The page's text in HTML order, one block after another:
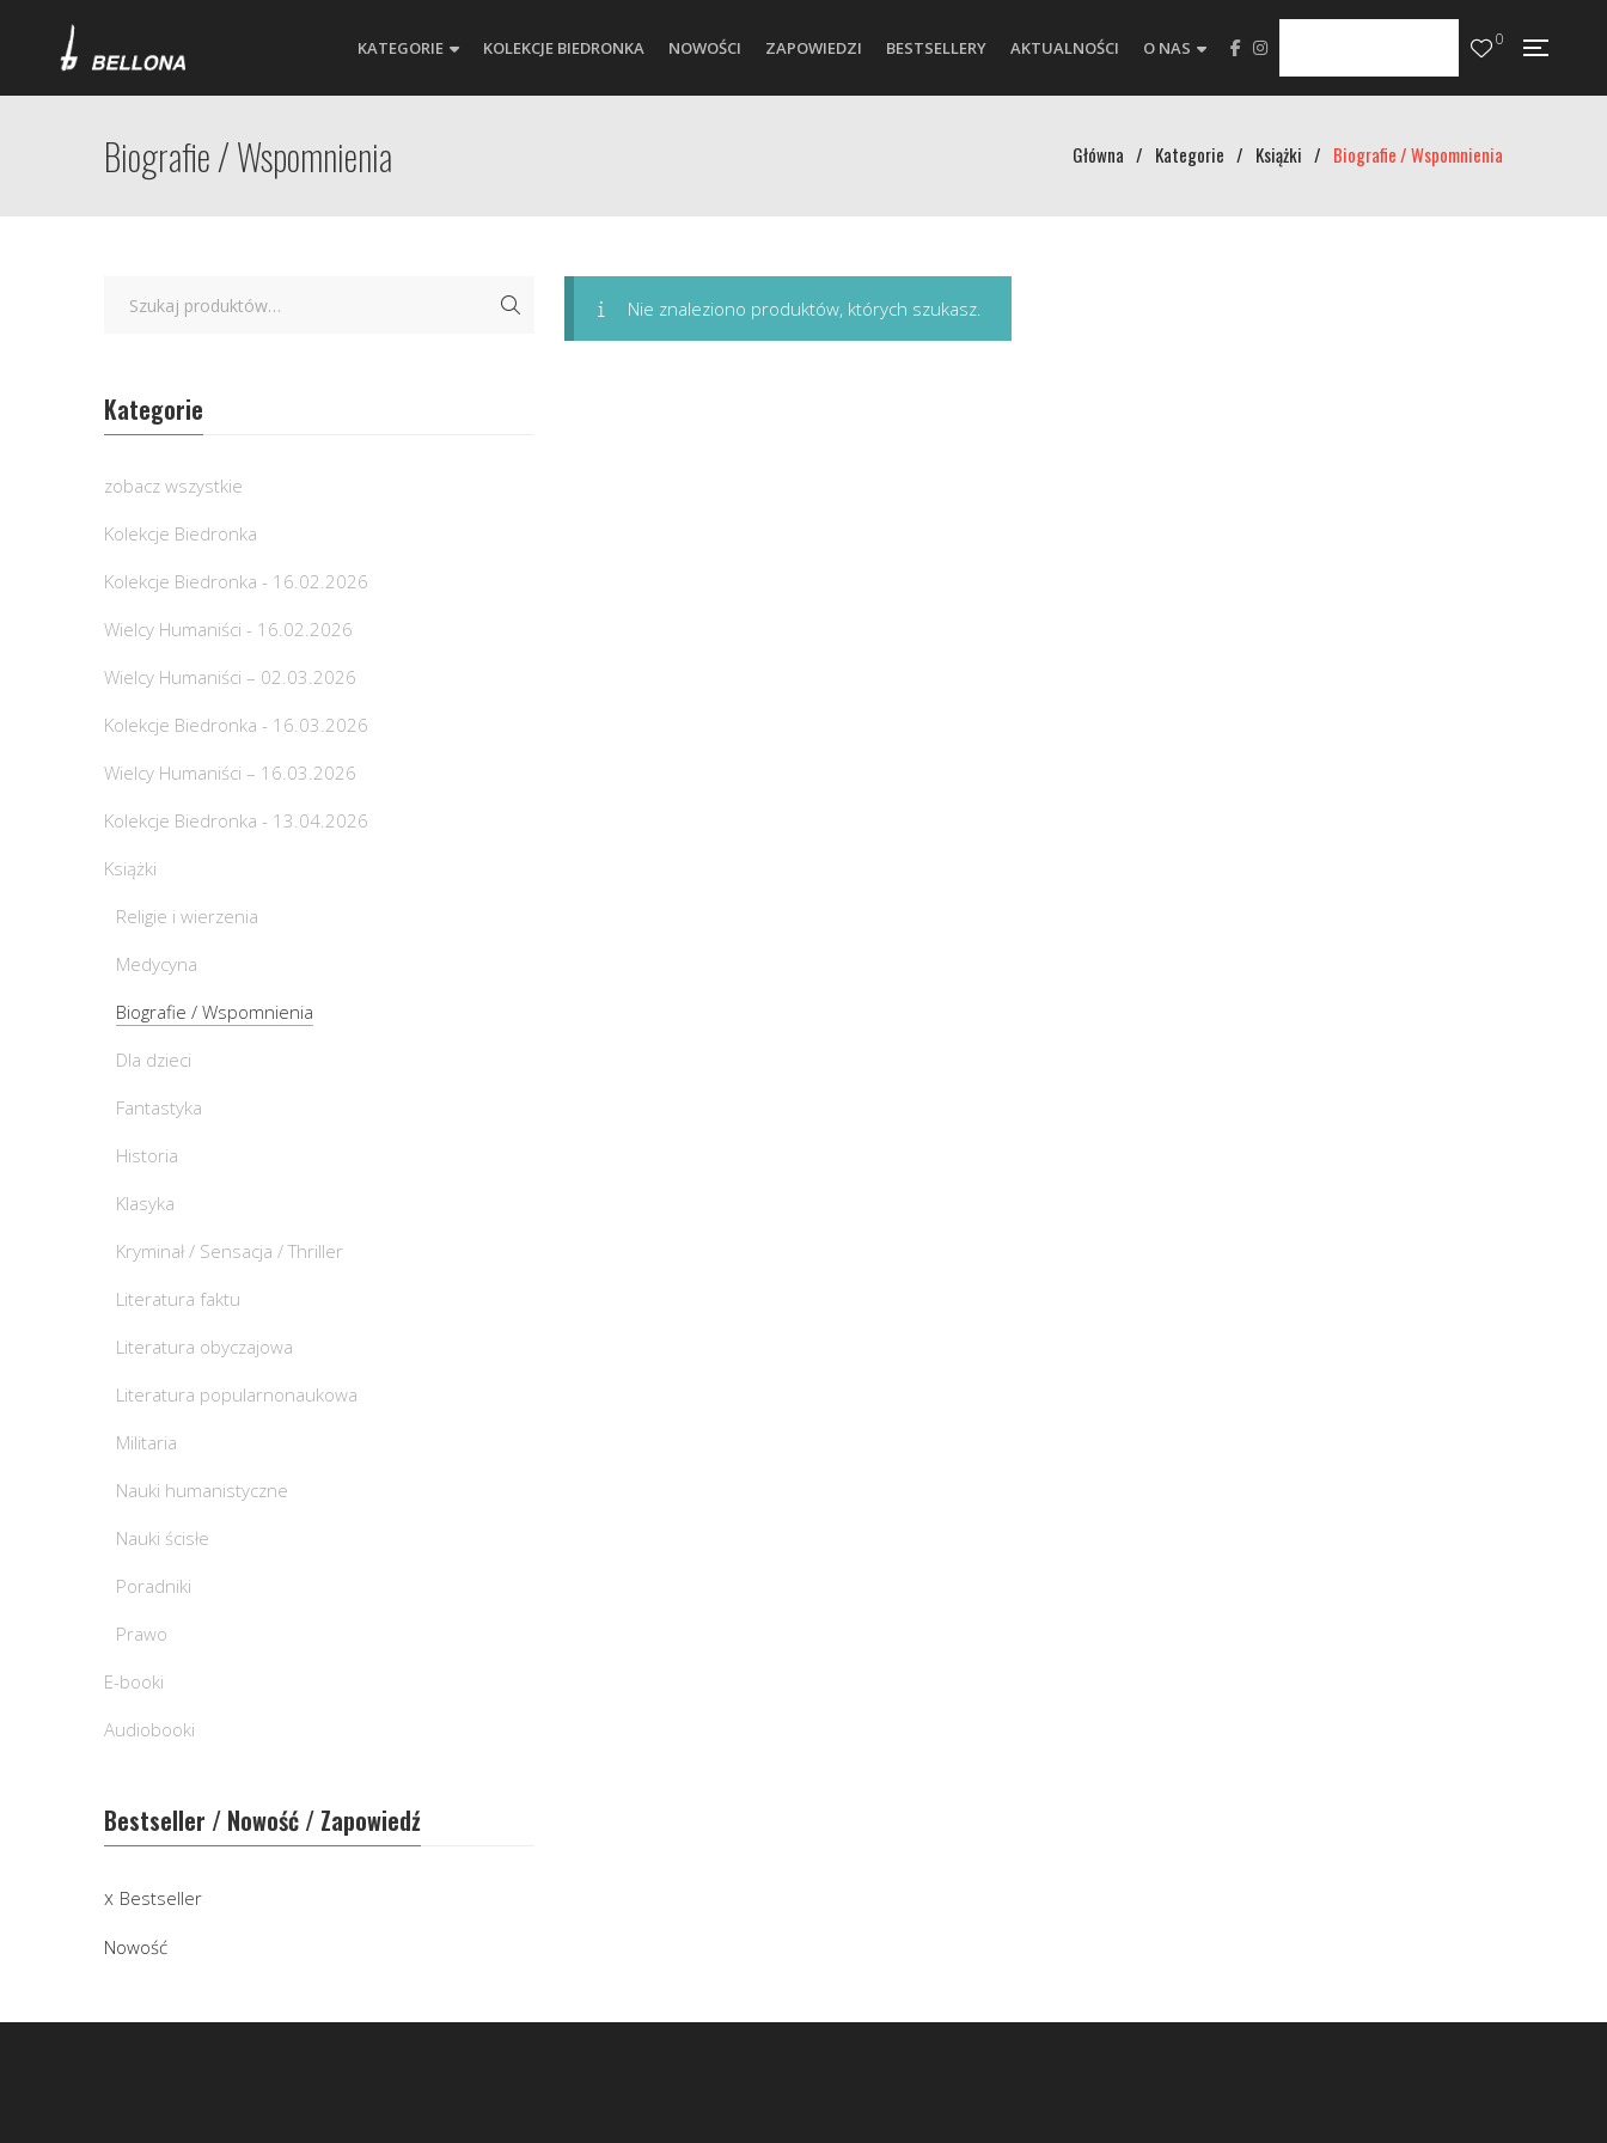
KATEGORIE KOLEKCJE BIEDRONKA NOWOŚCI ZAPOWIEDZI BESTSELLERY AKTUALNOŚCI O NAS 0
Biografie / Wspomnienia Główna / Kategorie / Książki / Biografie / Wspomnienia
Nie znaleziono produktów, których szukasz.
Kategorie
zobacz wszystkie
Kolekcje Biedronka
Kolekcje Biedronka - 16.02.2026
Wielcy Humaniści - 16.02.2026
Wielcy Humaniści – 02.03.2026
Kolekcje Biedronka - 16.03.2026
Wielcy Humaniści – 16.03.2026
Kolekcje Biedronka - 13.04.2026
Książki
Religie i wierzenia
Medycyna
Biografie / Wspomnienia
Dla dzieci
Fantastyka
Historia
Klasyka
Kryminał / Sensacja / Thriller
Literatura faktu
Literatura obyczajowa
Literatura popularnonaukowa
Militaria
Nauki humanistyczne
Nauki ścisłe
Poradniki
Prawo
E-booki
Audiobooki
Bestseller / Nowość / Zapowiedź
Bestseller
Nowość